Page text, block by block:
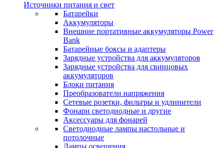
Источники питания и свет
Батарейки
Аккумуляторы
Внешние портативные аккумуляторы Power
Bank
Батарейные боксы и адаптеры
Зарядные устройства для аккумуляторов
Зарядные устройства для свинцовых
аккумуляторов
Блоки питания
Преобразователи напряжения
Сетевые розетки, фильтры и удлинители
Фонари светодиодные и другие
Аксессуары для фонарей
Светодиодные лампы настольные и
потолочные